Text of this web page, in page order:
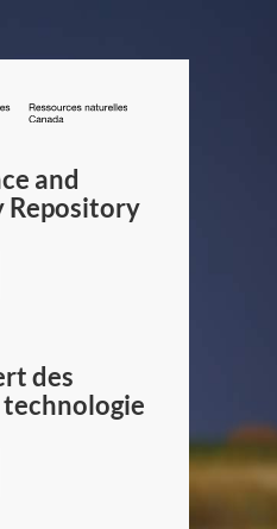
/
Canada
and
Repository
des